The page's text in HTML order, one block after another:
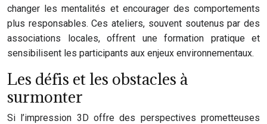
changer les mentalités et encourager des comportements
plus responsables. Ces ateliers, souvent soutenus par des
associations locales, offrent une formation pratique et
sensibilisent les participants aux enjeux environnementaux.
Les défis et les obstacles à
surmonter
Si l’impression 3D offre des perspectives prometteuses